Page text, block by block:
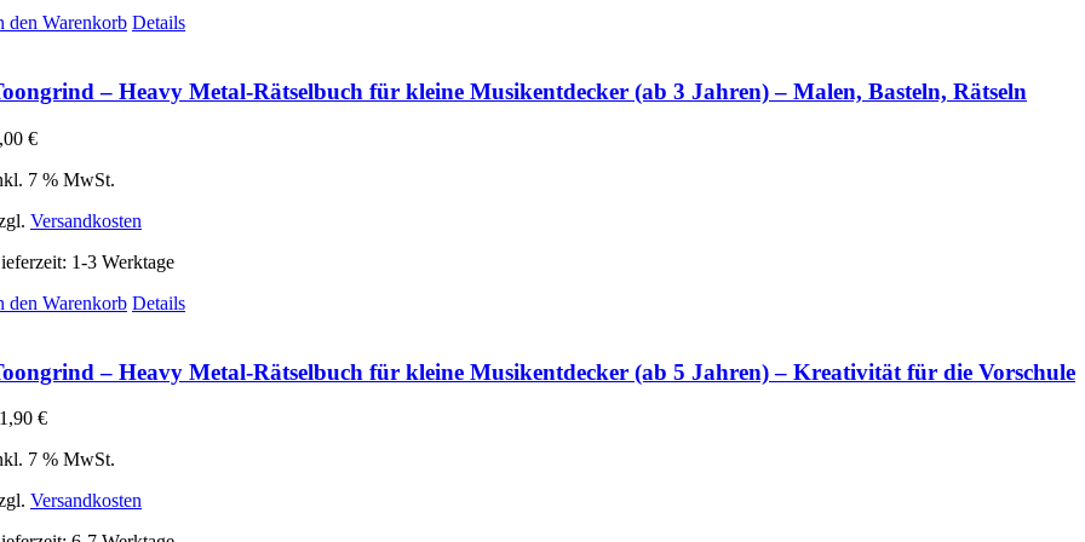
den Warenkorb Details
– Heavy Metal-Rätselbuch für kleine Musikentdecker (ab 3 Jahren) – Malen, Basteln, Rätseln
€
7 % MwSt.
Versandkosten
1-3 Werktage
den Warenkorb Details
– Heavy Metal-Rätselbuch für kleine Musikentdecker (ab 5 Jahren) – Kreativität für die Vorschule
€
7 % MwSt.
Versandkosten